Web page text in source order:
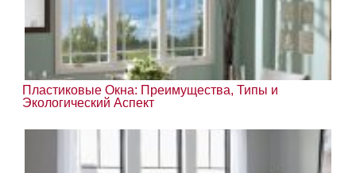
Пластиковые Окна: Преимущества, Типы и
Экологический Аспект